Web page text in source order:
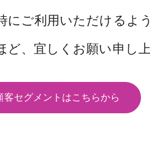
にご利用いただけるよ
、宜しくお願い申し上
客セグメントはこちらから